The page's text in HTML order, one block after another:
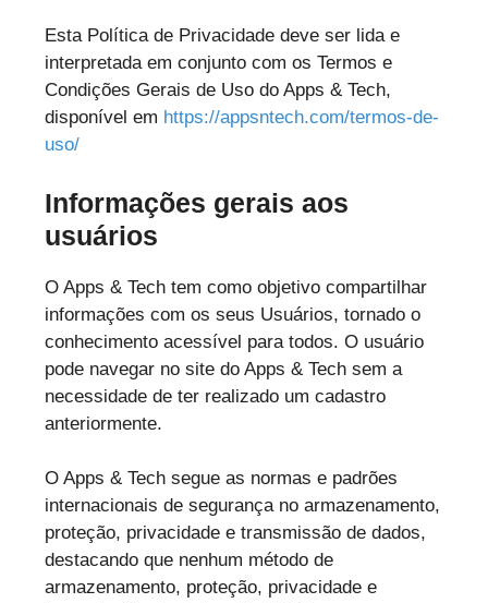
Esta Política de Privacidade deve ser lida e
interpretada em conjunto com os Termos e
Condições Gerais de Uso do Apps & Tech,
disponível em https://appsntech.com/termos-de-
uso/
Informações gerais aos
usuários
O Apps & Tech tem como objetivo compartilhar
informações com os seus Usuários, tornado o
conhecimento acessível para todos. O usuário
pode navegar no site do Apps & Tech sem a
necessidade de ter realizado um cadastro
anteriormente.
O Apps & Tech segue as normas e padrões
internacionais de segurança no armazenamento,
proteção, privacidade e transmissão de dados,
destacando que nenhum método de
armazenamento, proteção, privacidade e